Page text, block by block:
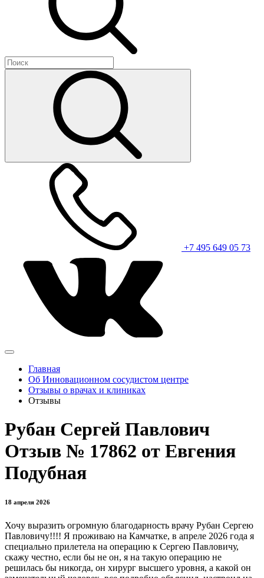
+7 495 649 05 73
Главная
Об Инновационном сосудистом центре
Отзывы о врачах и клиниках
Отзывы
Рубан Сергей Павлович
Отзыв № 17862 от Евгения
Подубная
18 апреля 2026
Хочу выразить огромную благодарность врачу Рубан Сергею
Павловичу!!!! Я проживаю на Камчатке, в апреле 2026 года я
специально прилетела на операцию к Сергею Павловичу,
скажу честно, если бы не он, я на такую операцию не
решилась бы никогда, он хирург высшего уровня, а какой он